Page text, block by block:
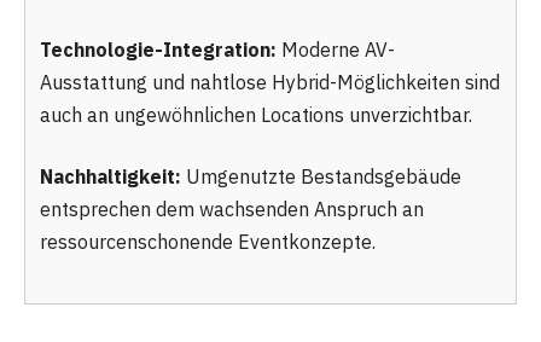
Technologie-Integration: Moderne AV-
Ausstattung und nahtlose Hybrid-Möglichkeiten sind
auch an ungewöhnlichen Locations unverzichtbar.
Nachhaltigkeit: Umgenutzte Bestandsgebäude
entsprechen dem wachsenden Anspruch an
ressourcenschonende Eventkonzepte.